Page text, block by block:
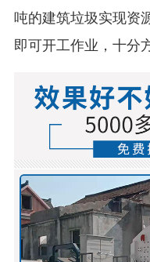
吨的建筑垃圾实现资
即可开工作业，十分